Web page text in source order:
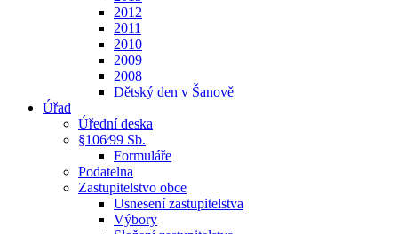
2012
2011
2010
2009
2008
Dětský den v Šanově
Úřad
Úřední deska
§106⁄99 Sb.
Formuláře
Podatelna
Zastupitelstvo obce
Usnesení zastupitelstva
Výbory